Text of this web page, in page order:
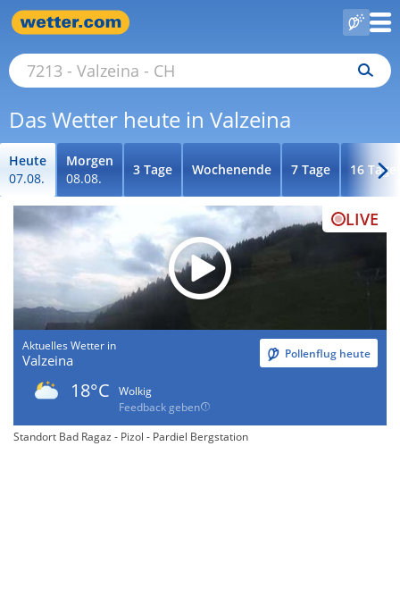
Das Wetter heute in Valzeina
Heute
07.08.
Morgen
08.08.
3 Tage Wochenende 7 Tage 16 Tage
LIVE
Aktuelles Wetter in
Valzeina Pollenflug heute
18°C
Wolkig
Feedback geben
Standort Bad Ragaz - Pizol - Pardiel Bergstation